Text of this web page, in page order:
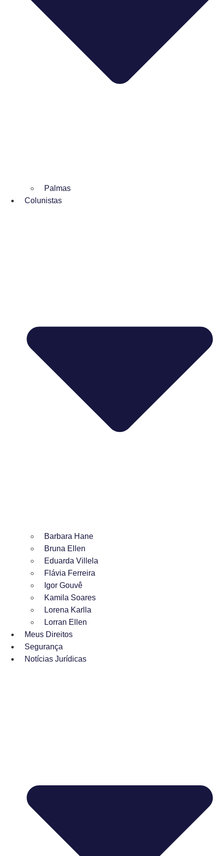
Palmas
Colunistas
Barbara Hane
Bruna Ellen
Eduarda Villela
Flávia Ferreira
Igor Gouvê
Kamila Soares
Lorena Karlla
Lorran Ellen
Meus Direitos
Segurança
Notícias Jurídicas